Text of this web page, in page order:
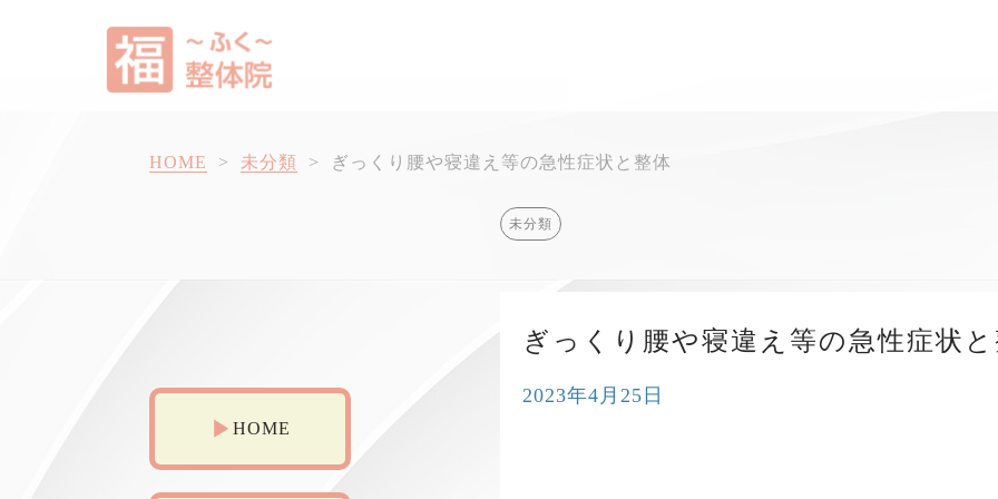
HOME > 未分類 > ぎっくり腰や寝違え等の急性症状と整体
未分類
ぎっくり腰や寝違え等の急性症状
2023年4月25日
HOME
当院について
四十肩・五十肩とは？